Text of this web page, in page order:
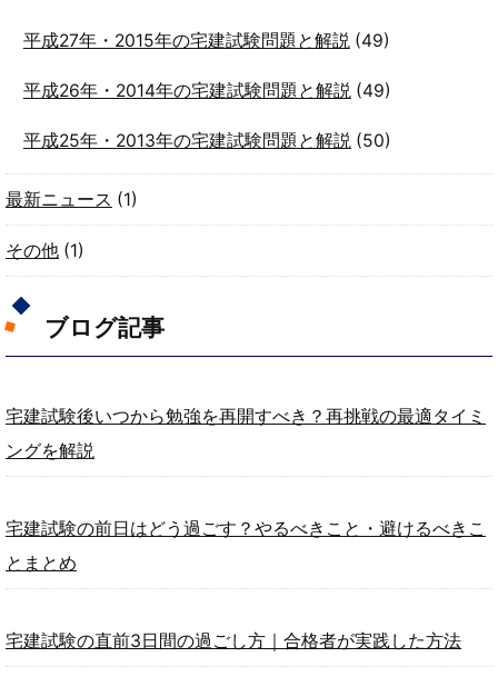
平成27年・2015年の宅建試験問題と解説(49)
平成26年・2014年の宅建試験問題と解説(49)
平成25年・2013年の宅建試験問題と解説(50)
最新ニュース (1)
その他 (1)
ブログ記事
宅建試験後いつから勉強を再開すべき？再挑戦の最適タイミ
ングを解説
宅建試験の前日はどう過ごす？やるべきこと・避けるべきこ
とまとめ
宅建試験の直前3日間の過ごし方｜合格者が実践した方法